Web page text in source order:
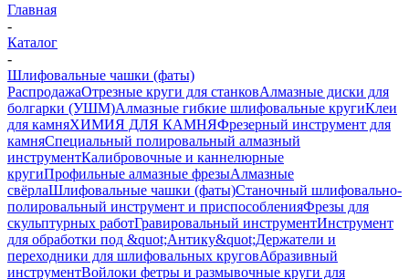
Главная
-
Каталог
-
Шлифовальные чашки (фаты)
РаспродажаОтрезные круги для станковАлмазные диски для
болгарки (УШМ)Алмазные гибкие шлифовальные кругиКлеи
для камняХИМИЯ ДЛЯ КАМНЯФрезерный инструмент для
камняСпециальный полировальный алмазный
инструментКалибровочные и каннелюрные
кругиПрофильные алмазные фрезыАлмазные
свёрлаШлифовальные чашки (фаты)Станочный шлифовально-
полировальный инструмент и приспособленияФрезы для
скульптурных работГравировальный инструментИнструмент
для обработки под &quot;Антику&quot;Держатели и
переходники для шлифовальных круговАбразивный
инструментВойлоки фетры и размывочные круги для